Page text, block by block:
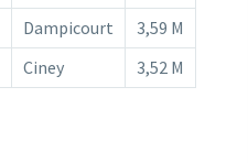
Dampicourt
3,59 M
Ciney 3,52 M